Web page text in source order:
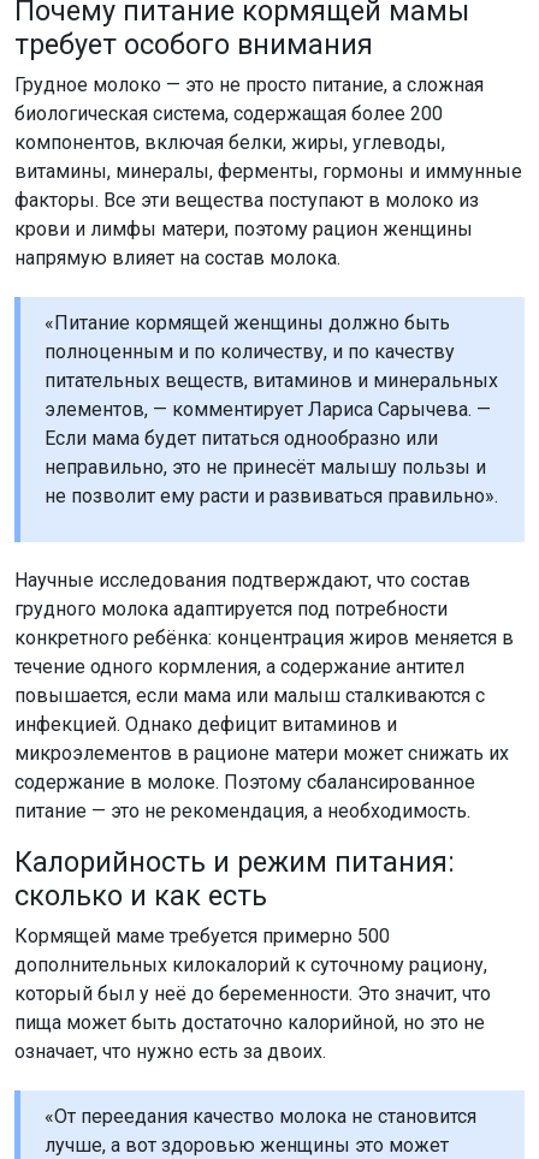
Почему питание кормящей мамы
требует особого внимания
Грудное молоко — это не просто питание, а сложная
биологическая система, содержащая более 200
компонентов, включая белки, жиры, углеводы,
витамины, минералы, ферменты, гормоны и иммунные
факторы. Все эти вещества поступают в молоко из
крови и лимфы матери, поэтому рацион женщины
напрямую влияет на состав молока.
«Питание кормящей женщины должно быть
полноценным и по количеству, и по качеству
питательных веществ, витаминов и минеральных
элементов, — комментирует Лариса Сарычева. —
Если мама будет питаться однообразно или
неправильно, это не принесёт малышу пользы и
не позволит ему расти и развиваться правильно».
Научные исследования подтверждают, что состав
грудного молока адаптируется под потребности
конкретного ребёнка: концентрация жиров меняется в
течение одного кормления, а содержание антител
повышается, если мама или малыш сталкиваются с
инфекцией. Однако дефицит витаминов и
микроэлементов в рационе матери может снижать их
содержание в молоке. Поэтому сбалансированное
питание — это не рекомендация, а необходимость.
Калорийность и режим питания:
сколько и как есть
Кормящей маме требуется примерно 500
дополнительных килокалорий к суточному рациону,
который был у неё до беременности. Это значит, что
пища может быть достаточно калорийной, но это не
означает, что нужно есть за двоих.
«От переедания качество молока не становится
лучше, а вот здоровью женщины это может